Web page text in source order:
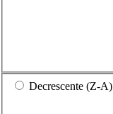
Decrescente (Z-A)